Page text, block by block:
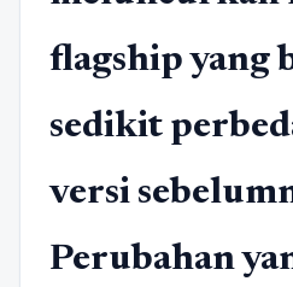
flagship yang
sedikit
versi
Perubahan